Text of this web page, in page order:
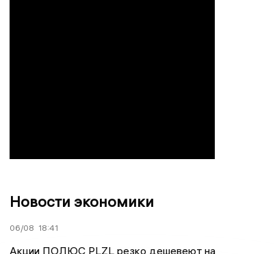
Новости экономики
06/08 18:41
Акции ПОЛЮС PLZL резко дешевеют на